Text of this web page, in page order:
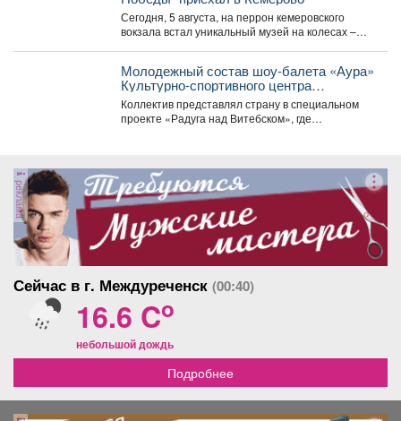
Сегодня, 5 августа, на перрон кемеровского
вокзала встал уникальный музей на колесах –
Молодежный состав шоу-балета «Аура»
Культурно-спортивного центра
металлургов победил в международном
конкурсе «Славянский базар» в
Витебске.
Коллектив представлял страну в специальном
проекте «Радуга над Витебском», где
реклама
Сейчас в г. Междуреченск (00:40)
16.6 Co
небольшой дождь
Подробнее